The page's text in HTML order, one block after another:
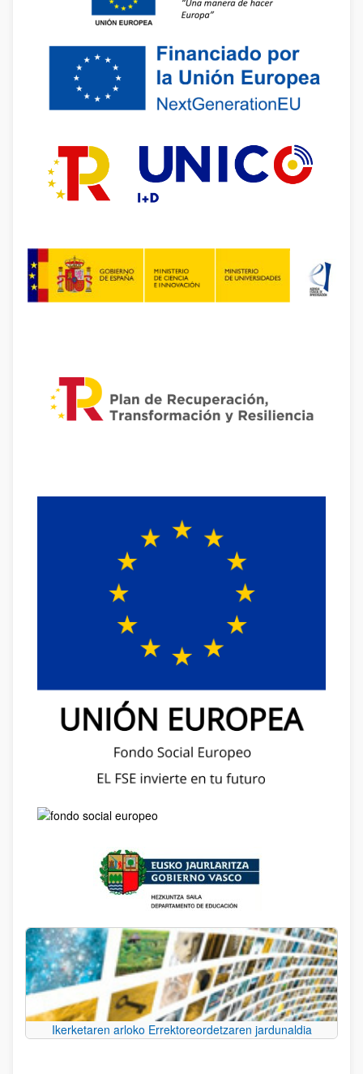
Ikerketaren arloko Errektoreordetzaren jardunaldia